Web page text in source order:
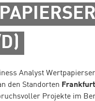
Analyst
den Standorten Frankfurt
Projekte im